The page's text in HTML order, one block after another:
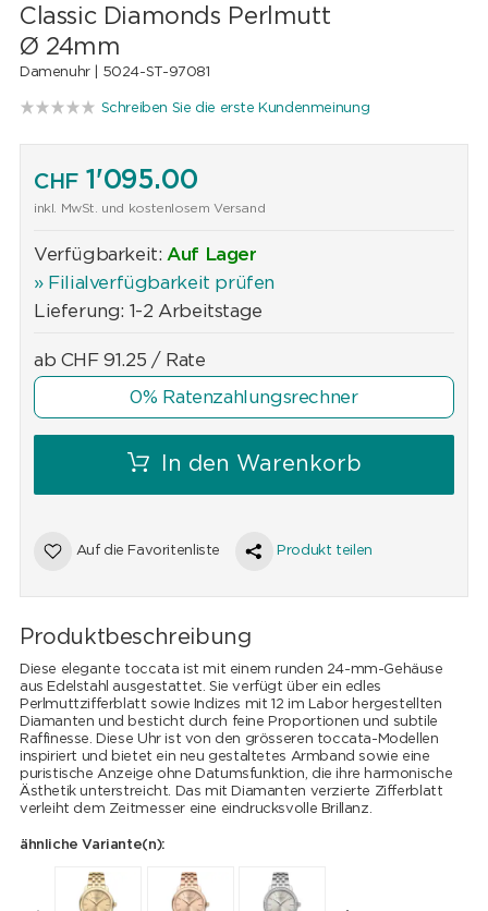
Classic Diamonds Perlmutt
Ø 24mm
Damenuhr | 5024-ST-97081
Schreiben Sie die erste Kundenmeinung
CHF1'095.00
inkl. MwSt. und kostenlosem Versand
Verfügbarkeit: Auf Lager
» Filialverfügbarkeit prüfen
Lieferung: 1-2 Arbeitstage
ab CHF91.25 / Rate
0% Ratenzahlungsrechner
In den Warenkorb
Auf die Favoritenliste Produkt teilen
Produktbeschreibung
Diese elegante toccata ist mit einem runden 24-mm-Gehäuse
aus Edelstahl ausgestattet. Sie verfügt über ein edles
Perlmuttzifferblatt sowie Indizes mit 12 im Labor hergestellten
Diamanten und besticht durch feine Proportionen und subtile
Raffinesse. Diese Uhr ist von den grösseren toccata-Modellen
inspiriert und bietet ein neu gestaltetes Armband sowie eine
puristische Anzeige ohne Datumsfunktion, die ihre harmonische
Ästhetik unterstreicht. Das mit Diamanten verzierte Zifferblatt
verleiht dem Zeitmesser eine eindrucksvolle Brillanz.
ähnliche Variante(n):